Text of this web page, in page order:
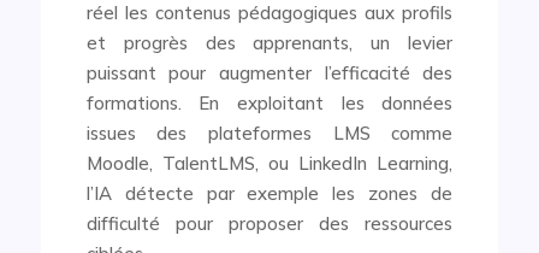
réel les contenus pédagogiques aux profils
et progrès des apprenants, un levier
puissant pour augmenter l’efficacité des
formations. En exploitant les données
issues des plateformes LMS comme
Moodle, TalentLMS, ou LinkedIn Learning,
l’IA détecte par exemple les zones de
difficulté pour proposer des ressources